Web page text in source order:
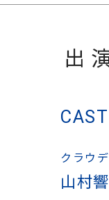
出
CAST
クラウ
山村響